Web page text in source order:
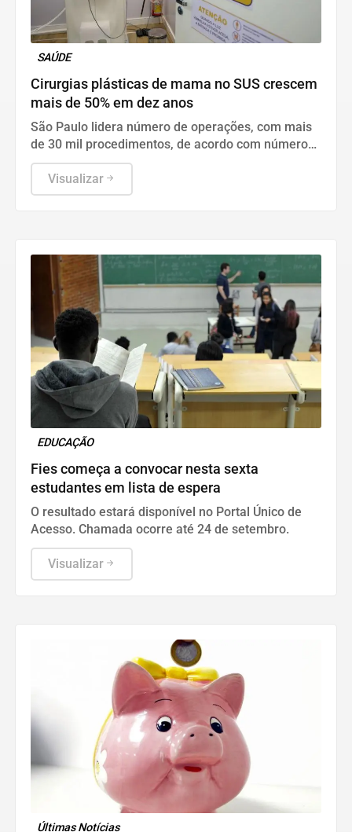
SAÚDE
Cirurgias plásticas de mama no SUS crescem
mais de 50% em dez anos
São Paulo lidera número de operações, com mais
de 30 mil procedimentos, de acordo com números
da Sociedade Brasileira de Cirurgia Plástica.
Visualizar
EDUCAÇÃO
Fies começa a convocar nesta sexta
estudantes em lista de espera
O resultado estará disponível no Portal Único de
Acesso. Chamada ocorre até 24 de setembro.
Visualizar
Últimas Notícias